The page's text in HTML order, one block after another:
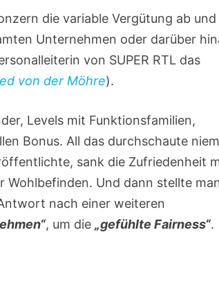
die variable Vergütung ab und
Unternehmen oder darüber
von SUPER RTL das
von der Möhre).
Levels mit Funktionsfamilien,
Bonus. All das durchschaute
sank die Zufriedenheit
Wohlbefinden. Und dann stellte
nach einer weiteren
, um die„gefühlte Fairness“.